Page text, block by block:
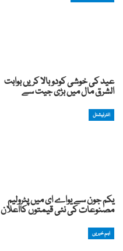
عید کی خوشی کودوبالا کریں بوابت
الشرق مال میں بڑی جیت سے
انٹرنیشنل
یکم جون سے یواے ای میں پٹرولیم
مصنوعات کی نئی قیمتوں کااعلان
اہم خبریں